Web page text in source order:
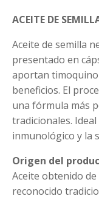
ACEITE DE
Aceite de semilla
presentado en
aportan
beneficios. El
una fórmula más
tradicionales.
inmunológico y la
Origen del
Aceite obtenido
reconocido